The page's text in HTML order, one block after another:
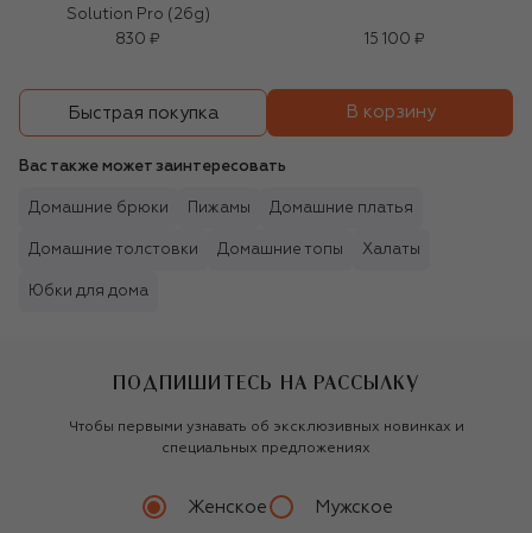
Solution Pro (26g)
830 ₽
15 100 ₽
Быстрая покупка В корзину
Вас также может заинтересовать
Домашние брюки Пижамы Домашние платья
Домашние толстовки Домашние топы Халаты
Юбки для дома
ПОДПИШИТЕСЬ НА РАССЫЛКУ
Чтобы первыми узнавать об эксклюзивных новинках и
специальных предложениях
Женское Мужское